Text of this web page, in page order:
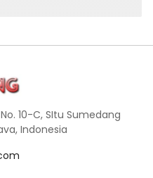
10-C, SItu Sumedang
Indonesia